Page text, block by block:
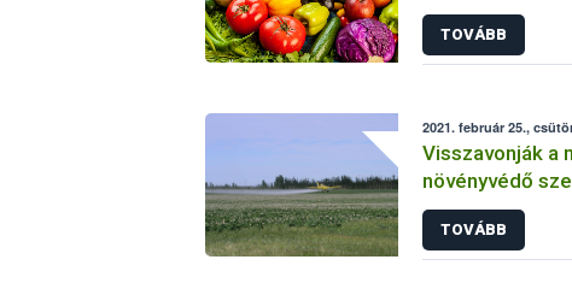
TOVÁBB
2021. február 25.,
Visszavonják a
növényvédő
TOVÁBB